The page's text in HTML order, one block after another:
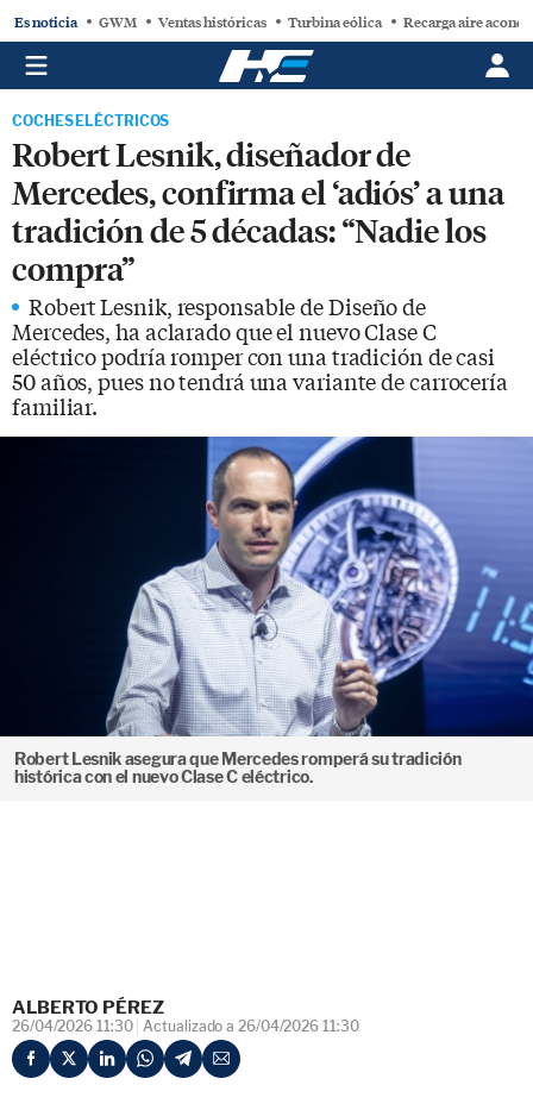
Es noticia GWM Ventas históricas Turbina eólica Recarga aire
COCHES ELÉCTRICOS
Robert Lesnik, diseñador de
Mercedes, confirma el ‘adiós’ a una
tradición de 5 décadas: “Nadie los
compra”
Robert Lesnik, responsable de Diseño de
Mercedes, ha aclarado que el nuevo Clase C
eléctrico podría romper con una tradición de casi
50 años, pues no tendrá una variante de carrocería
familiar.
Robert Lesnik asegura que Mercedes romperá su tradición
histórica con el nuevo Clase C eléctrico.
ALBERTO PÉREZ
26/04/2026 11:30 Actualizado a 26/04/2026 11:30